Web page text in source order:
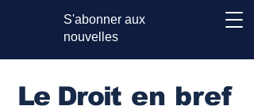
S'abonner aux
nouvelles
Le Droit en bref